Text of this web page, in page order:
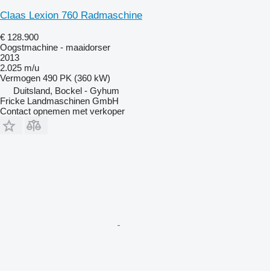
Claas Lexion 760 Radmaschine
€ 128.900
Oogstmachine - maaidorser
2013
2.025 m/u
Vermogen 490 PK (360 kW)
Duitsland, Bockel - Gyhum
Fricke Landmaschinen GmbH
Contact opnemen met verkoper